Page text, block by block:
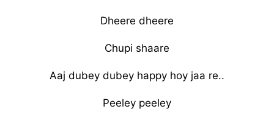
Dheere dheere
Chupi shaare
Aaj dubey dubey happy hoy jaa re..
Peeley peeley